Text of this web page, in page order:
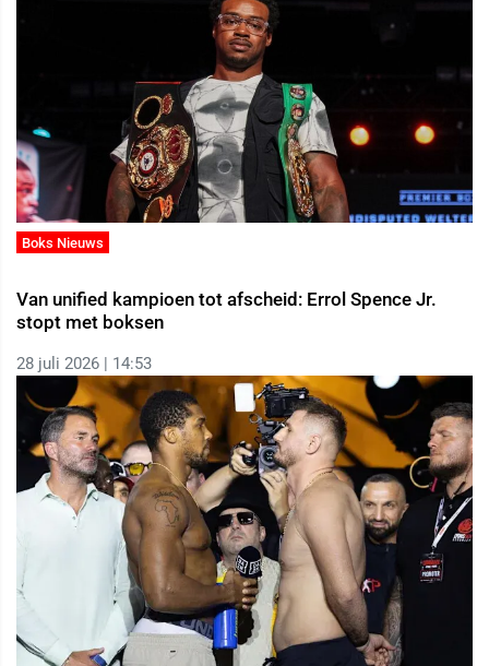
Boks Nieuws
Van unified kampioen tot afscheid: Errol Spence Jr.
stopt met boksen
28 juli 2026 | 14:53